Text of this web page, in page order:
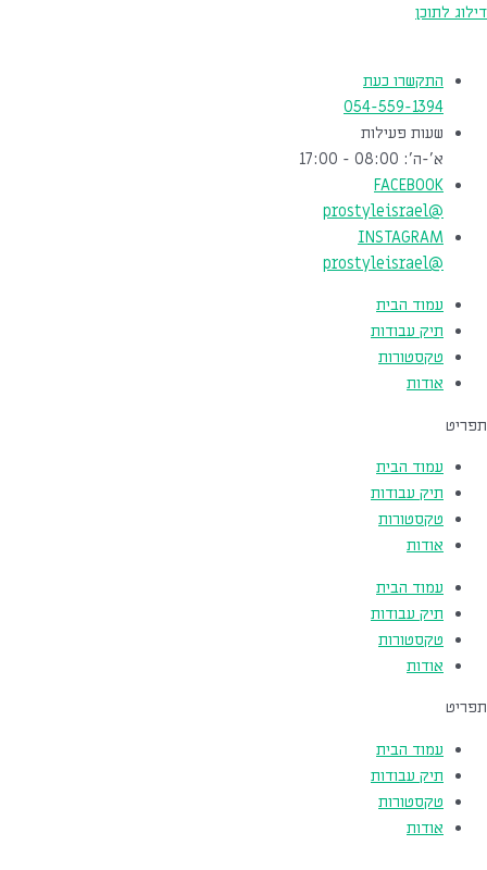
דילוג לתוכן
התקשרו כעת
054-559-1394
שעות פעילות
א'-ה': 08:00 - 17:00
FACEBOOK
@prostyleisrael
INSTAGRAM
@prostyleisrael
עמוד הבית
תיק עבודות
טקסטורות
אודות
תפריט
עמוד הבית
תיק עבודות
טקסטורות
אודות
עמוד הבית
תיק עבודות
טקסטורות
אודות
תפריט
עמוד הבית
תיק עבודות
טקסטורות
אודות